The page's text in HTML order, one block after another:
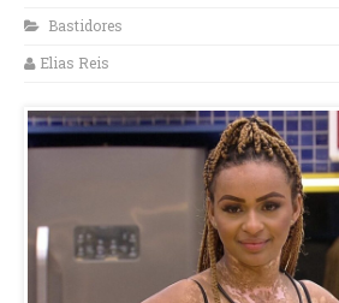
Bastidores
Elias Reis